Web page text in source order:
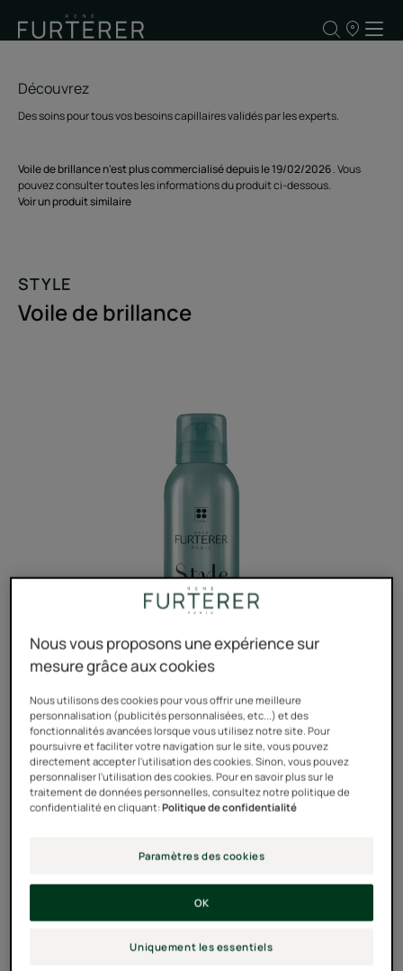
Nos
Voile de brillance n'est plus commercialisé depuis le 19/02/2026. Vous
pouvez consulter toutes les informations du produit ci-dessous.
Voir un produit similaire
Découvrez
Des soins pour tous vos besoins capillaires validés par les experts.
STYLE
Voile de brillance
Le spray de finition qui révèle une brillance miroir et
sublime les coiffures, tout en légèreté.
Actifs 100% d'origine naturelle, sans silicone
Nous vous proposons une expérience sur
mesure grâce aux cookies
Nous utilisons des cookies pour vous offrir une meilleure
personnalisation (publicités personnalisées, etc...) et des
fonctionnalités avancées lorsque vous utilisez notre site. Pour
poursuivre et faciliter votre navigation sur le site, vous pouvez
directement accepter l'utilisation des cookies. Sinon, vous pouvez
personnaliser l'utilisation des cookies. Pour en savoir plus sur le
traitement de données personnelles, consultez notre politique de
confidentialité en cliquant:Politique de confidentialité
Paramètres des cookies
Uniquement les essentiels
OK